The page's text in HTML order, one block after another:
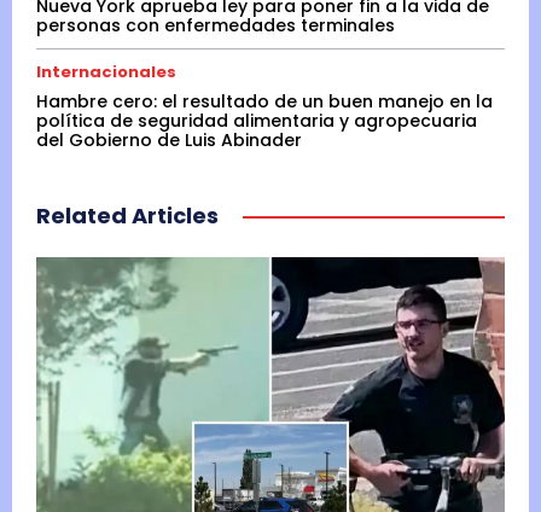
Nueva York aprueba ley para poner fin a la vida de
personas con enfermedades terminales
Internacionales
Hambre cero: el resultado de un buen manejo en la
política de seguridad alimentaria y agropecuaria
del Gobierno de Luis Abinader
Related Articles